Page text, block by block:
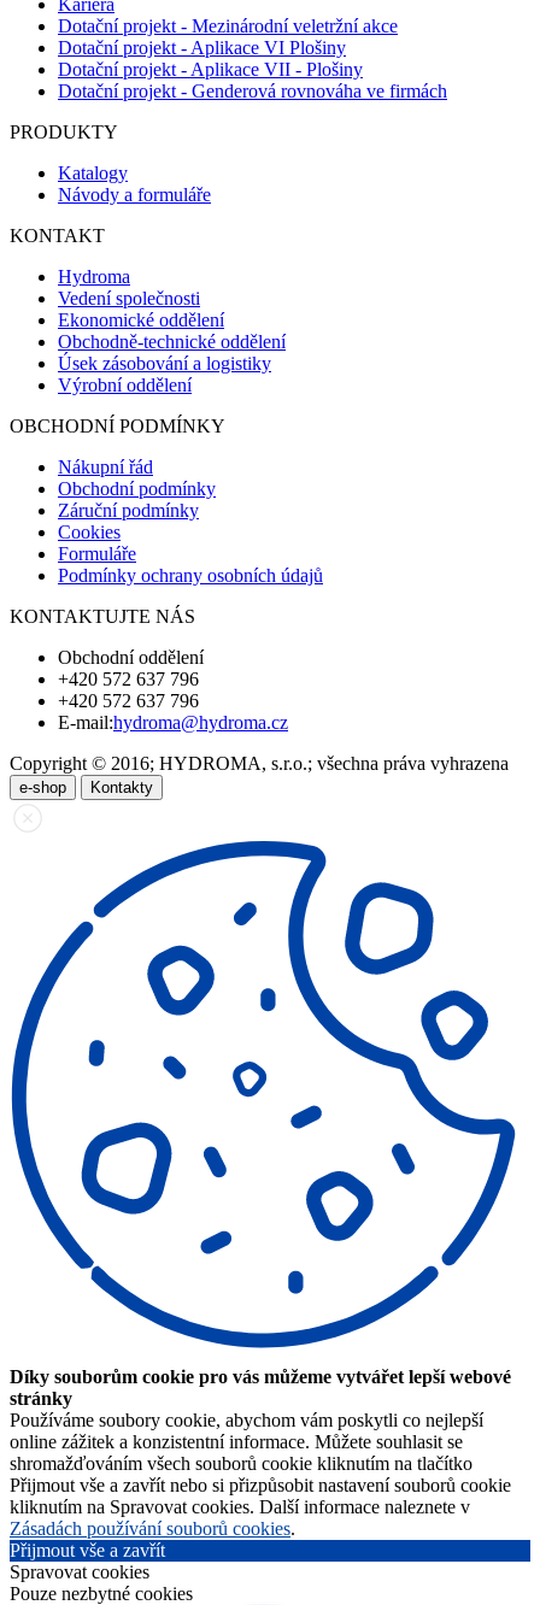
Dotační projekt - Mezinárodní veletržní akce
Dotační projekt - Aplikace VI Plošiny
Dotační projekt - Aplikace VII - Plošiny
Dotační projekt - Genderová rovnováha ve firmách
PRODUKTY
Katalogy
Návody a formuláře
KONTAKT
Hydroma
Vedení společnosti
Ekonomické oddělení
Obchodně-technické oddělení
Úsek zásobování a logistiky
Výrobní oddělení
OBCHODNÍ PODMÍNKY
Nákupní řád
Obchodní podmínky
Záruční podmínky
Cookies
Formuláře
Podmínky ochrany osobních údajů
KONTAKTUJTE NÁS
Obchodní oddělení
+420 572 637 796
+420 572 637 796
E-mail:hydroma@hydroma.cz
Copyright © 2016; HYDROMA, s.r.o.; všechna práva vyhrazena
e-shop Kontakty
Díky souborům cookie pro vás můžeme vytvářet lepší webové
stránky
Používáme soubory cookie, abychom vám poskytli co nejlepší
online zážitek a konzistentní informace. Můžete souhlasit se
shromažďováním všech souborů cookie kliknutím na tlačítko
Přijmout vše a zavřít nebo si přizpůsobit nastavení souborů cookie
kliknutím na Spravovat cookies. Další informace naleznete v
Zásadách používání souborů cookies.
Přijmout vše a zavřít
Spravovat cookies
Pouze nezbytné cookies